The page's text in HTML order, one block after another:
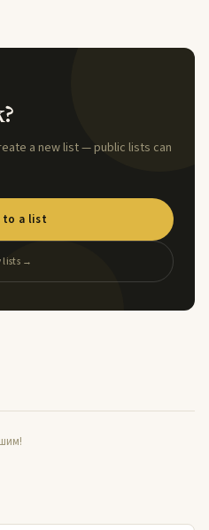
a new list — public lists can
to a list
lists →